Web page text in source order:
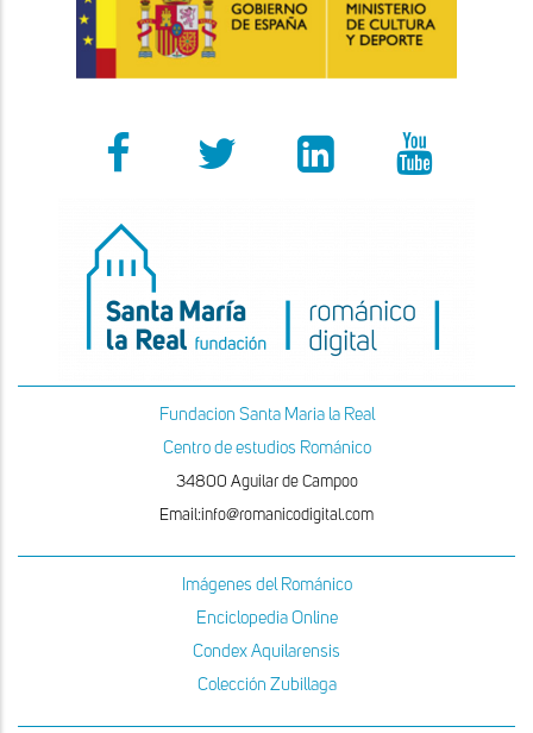
Fundacion Santa Maria la Real
Centro de estudios Románico
34800 Aguilar de Campoo
Email:info@romanicodigital.com
Imágenes del Románico
Enciclopedia Online
Condex Aquilarensis
Colección Zubillaga